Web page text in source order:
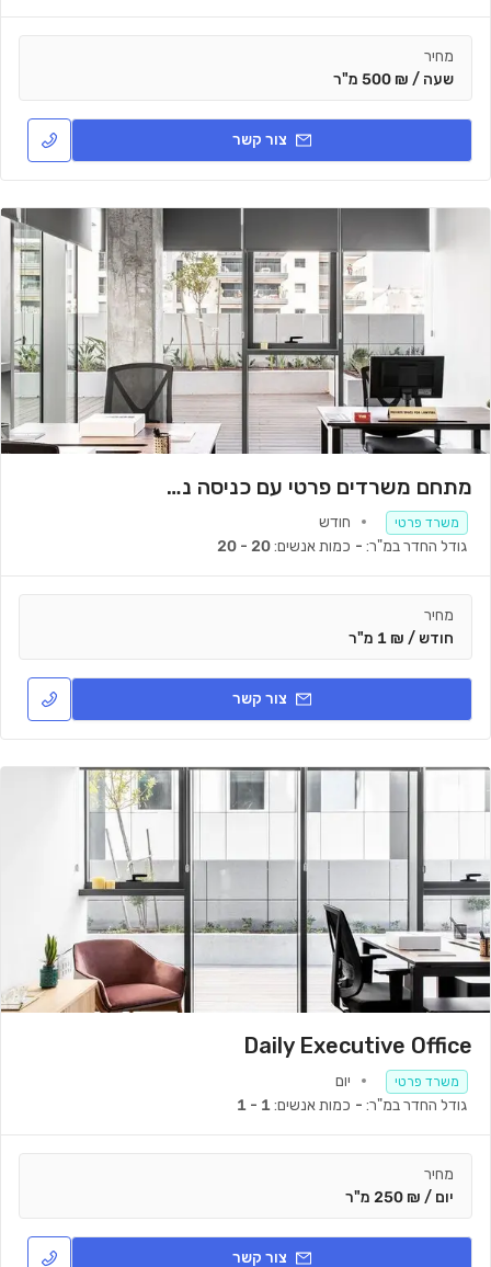
מחיר
שעה / ₪ 500 מ"ר
צור קשר
מתחם משרדים פרטי עם כניסה נפרדת לחברה
משרד פרטי
חודש
כמות אנשים:20 - 20 גודל החדר במ"ר: -
מחיר
חודש / ₪ 1 מ"ר
צור קשר
Daily Executive Office
משרד פרטי
יום
כמות אנשים:1 - 1 גודל החדר במ"ר: -
מחיר
יום / ₪ 250 מ"ר
צור קשר